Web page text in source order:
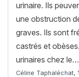
urinaire. Ils
une obstruction
graves. Ils sont
castrés et
urinaires chez le…
Article rédigé par
Céline Taphaléchat,